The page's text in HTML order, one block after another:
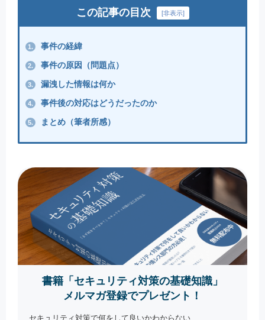
この記事の目次 [非表示]
1. 事件の経緯
2. 事件の原因（問題点）
3. 漏洩した情報は何か
4. 事件後の対応はどうだったのか
5. まとめ（筆者所感）
書籍「セキュリティ対策の基礎知識」
メルマガ登録でプレゼント！
セキュリティ対策で何をして良いかわからない